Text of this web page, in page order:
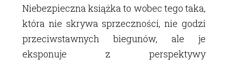
Niebezpieczna książka to wobec tego taka,
która nie skrywa sprzeczności, nie godzi
przeciwstawnych biegunów, ale je
eksponuje z perspektywy